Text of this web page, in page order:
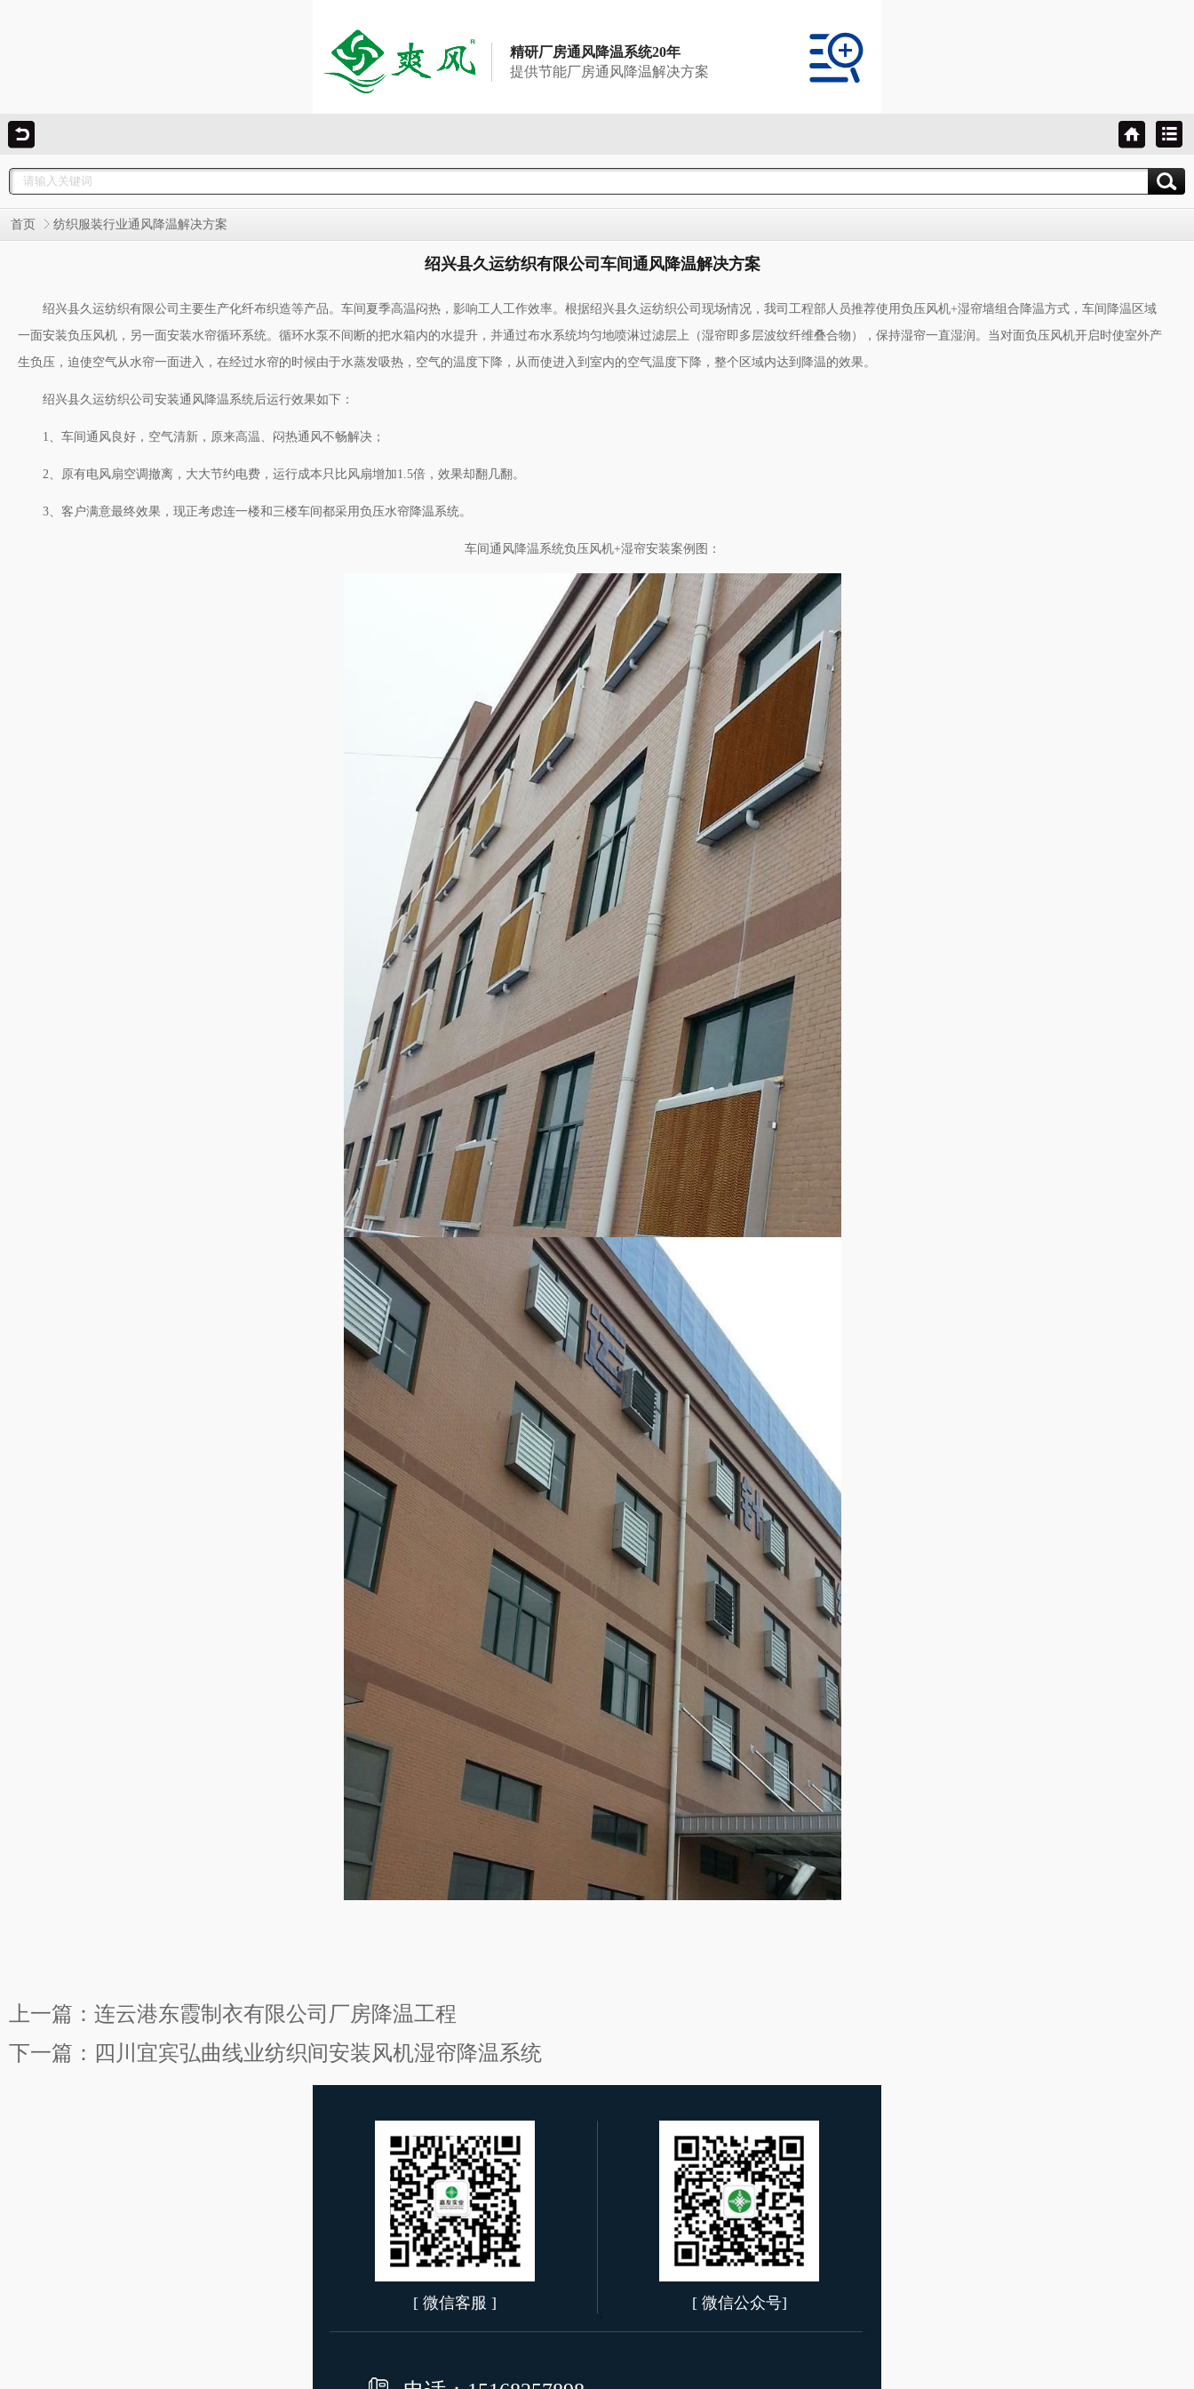
精研厂房通风降温系统20年
提供节能厂房通风降温解决方案
首页 纺织服装行业通风降温解决方案
绍兴县久运纺织有限公司车间通风降温解决方案
绍兴县久运纺织有限公司主要生产化纤布织造等产品。车间夏季高温闷热，影响工人工作效率。根据绍兴县久运纺织公司现场情况，我司工程部人员推荐使用负压风机+湿帘墙组合降温方式，车间降温区域
一面安装负压风机，另一面安装水帘循环系统。循环水泵不间断的把水箱内的水提升，并通过布水系统均匀地喷淋过滤层上（湿帘即多层波纹纤维叠合物），保持湿帘一直湿润。当对面负压风机开启时使室外产
生负压，迫使空气从水帘一面进入，在经过水帘的时候由于水蒸发吸热，空气的温度下降，从而使进入到室内的空气温度下降，整个区域内达到降温的效果。
绍兴县久运纺织公司安装通风降温系统后运行效果如下：
1、车间通风良好，空气清新，原来高温、闷热通风不畅解决；
2、原有电风扇空调撤离，大大节约电费，运行成本只比风扇增加1.5倍，效果却翻几翻。
3、客户满意最终效果，现正考虑连一楼和三楼车间都采用负压水帘降温系统。
车间通风降温系统负压风机+湿帘安装案例图：
上一篇： 连云港东霞制衣有限公司厂房降温工程
下一篇： 四川宜宾弘曲线业纺织间安装风机湿帘降温系统
[ 微信客服 ] [ 微信公众号]